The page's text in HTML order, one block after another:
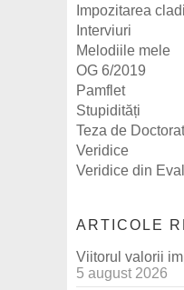
Impozitarea
Interviuri
Melodiile mele
OG 6/2019
Pamflet
Stupidități
Teza de Doctorat
Veridice
Veridice din
ARTICOLE
Viitorul valorii
5 august 2026